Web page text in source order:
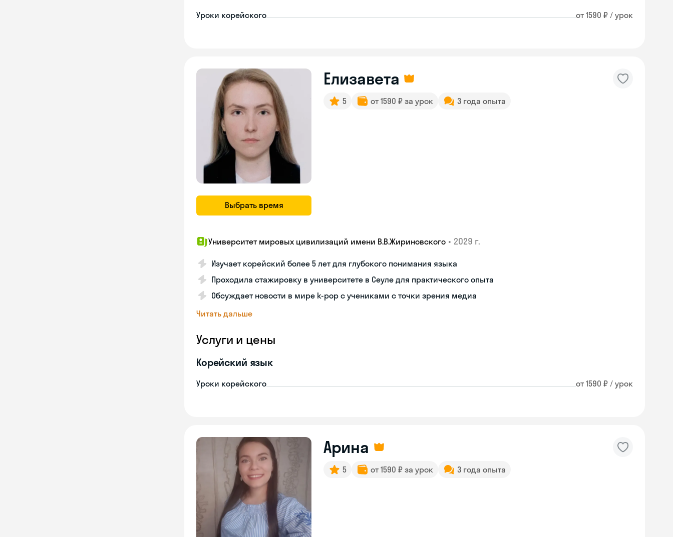
Уроки корейского от 1590 ₽ / урок
Выбрать время
Елизавета
5 от 1590 ₽ за урок 3 года опыта
Университет мировых цивилизаций имени В.В.Жириновского • 2029 г.
Изучает корейский более 5 лет для глубокого понимания языка
Проходила стажировку в университете в Сеуле для практического опыта
Обсуждает новости в мире k-pop с учениками с точки зрения медиа
Читать дальше
Услуги и цены
Корейский язык
Уроки корейского от 1590 ₽ / урок
Арина
5 от 1590 ₽ за урок 3 года опыта